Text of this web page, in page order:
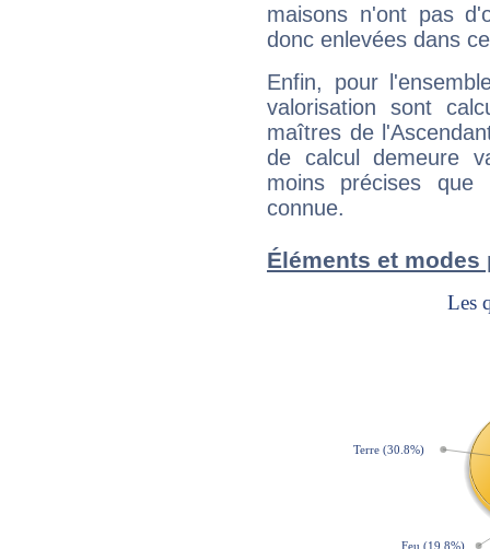
maisons n'ont pas
donc enlevées dans
Enfin, pour
valorisation sont
maîtres de
de calcul demeure
moins précises que
connue.
Éléments et